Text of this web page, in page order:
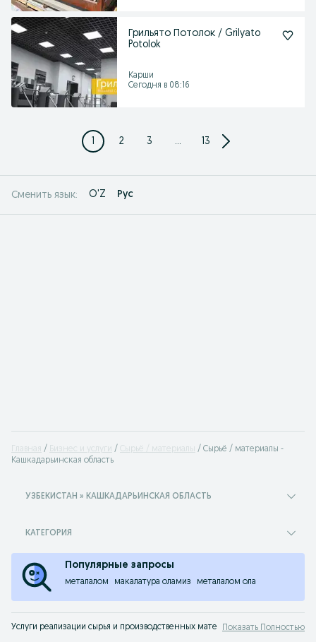
Грильято Потолок / Grilyato
Potolok
Карши
Сегодня в 08:16
1 2 3 ... 13
Сменить язык: O'Z Рус
Главная Бизнес и услуги Сырьё / материалы
Сырьё / материалы -
Кашкадарьинская область
УЗБЕКИСТАН » КАШКАДАРЬИНСКАЯ ОБЛАСТЬ
КАТЕГОРИЯ
Популярные запросы
металалом макалатура оламиз металалом ола
Услуги реализации сырья и производственных материаловПоказать Полностью